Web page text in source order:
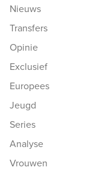
Nieuws
Transfers
Opinie
Exclusief
Europees
Jeugd
Series
Analyse
Vrouwen